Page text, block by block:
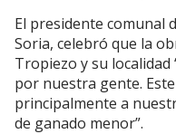
El presidente comunal
Soria, celebró que la
Tropiezo y su localidad
por nuestra gente.
principalmente a
de ganado menor”.